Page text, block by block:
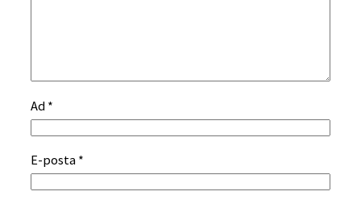
Ad *
E-posta *